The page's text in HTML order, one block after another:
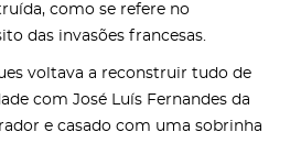
como se refere no
das invasões francesas.
voltava a reconstruir tudo de
com José Luís Fernandes da
e casado com uma sobrinha